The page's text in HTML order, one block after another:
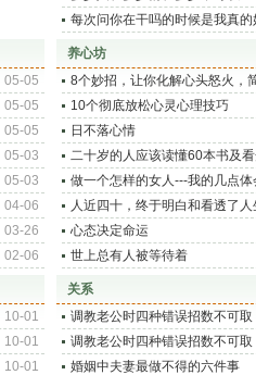
每次问你在干吗的时候是我真
05-05
05-05
05-05
05-03
05-03
04-06
03-26
02-06
养心坊
8个妙招，让你化解心头怒火，
10个彻底放松心灵心理技巧
日不落心情
二十岁的人应该读懂60本书及
做一个怎样的女人---我的几点体
人近四十，终于明白和看透了人
心态决定命运
世上总有人被等待着
10-01
10-01
10-01
关系
调教老公时四种错误招数不可取
调教老公时四种错误招数不可取
婚姻中夫妻最做不得的六件事